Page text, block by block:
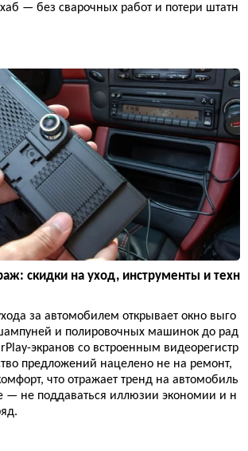
— без сварочных работ и потери штатн
скидки на уход, инструменты и техн
за автомобилем открывает окно выго
и полировочных машинок до рад
экранов со встроенным видеорегистр
предложений нацелено не на ремонт,
что отражает тренд на автомобиль
— не поддаваться иллюзии экономии и н